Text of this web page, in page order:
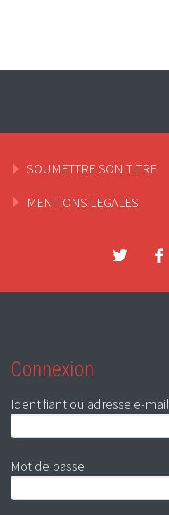
SOUMETTRE SON TITRE
MENTIONS LEGALES
Connexion
Identifiant ou adresse e-mail
Mot de passe